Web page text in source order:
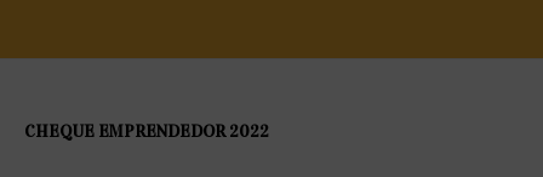
CHEQUE EMPRENDEDOR 2022